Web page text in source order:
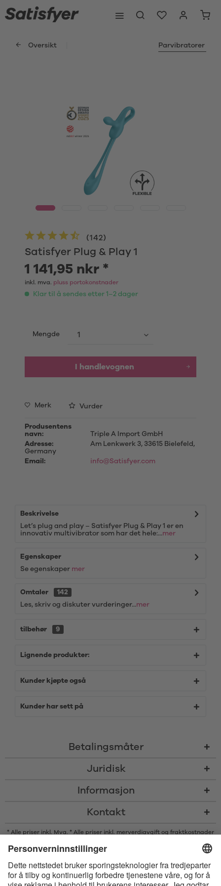
Oversikt Parvibratorer
Satisfyer Plug & Play 1
(142)
1 141,95 nkr *
inkl. mva. pluss portokonstnader
Klar til å sendes etter 1–2 dager
Mengde
I handlevognen
Merk Vurder
Produsentens
navn:
Triple A Import GmbH
Adresse:
Am Lenkwerk 3, 33615 Bielefeld,
Germany
Email:
info@Satisfyer.com
Beskrivelse
Let’s plug and play – Satisfyer Plug & Play 1 er en
innovativ multivibrator som har det hele:...mer
Egenskaper
Se egenskaper mer
Omtaler
142
Les, skriv og diskuter vurderinger...mer
tilbehør 9
Lignende produkter:
Kunder kjøpte også
Kunder har sett på
Betalingsmåter
Juridisk
Informasjon
Kontakt
* Alle priser inkl. Mva. * Alle priser inkl. merverdiavgift og fraktkostnader
* Bluetooth®s ordmerke og logoer er registrerte varemerker som eies av
Bluetooth SIG, Inc., og enhver bruk av slike merker av Satisfyer GmbH
skjer på lisens.